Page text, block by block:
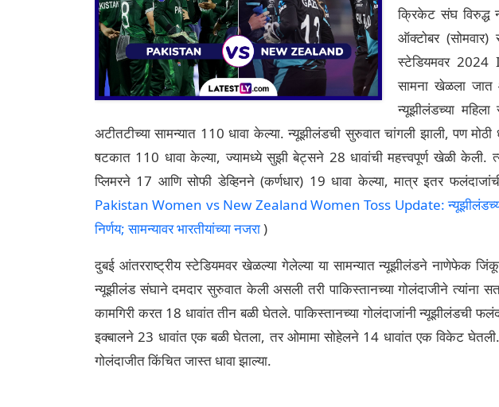
क्रिकेट संघ विरुद्ध
ऑक्टोबर (सोमवार)
स्टेडियमवर 2024
सामना खेळला जात
न्यूझीलंडच्या महिला
अटीतटीच्या सामन्यात 110 धावा केल्या. न्यूझीलंडची सुरुवात चांगली झाली, पण
षटकात 110 धावा केल्या, ज्यामध्ये सुझी बेट्सने 28 धावांची महत्त्वपूर्ण खेळी केली.
प्लिमरने 17 आणि सोफी डेव्हिनने (कर्णधार) 19 धावा केल्या, मात्र इतर
Pakistan Women vs New Zealand Women Toss Update:
निर्णय; सामन्यावर भारतीयांच्या नजरा)
दुबई आंतरराष्ट्रीय स्टेडियमवर खेळल्या गेलेल्या या सामन्यात न्यूझीलंडने नाणेफेक
न्यूझीलंड संघाने दमदार सुरुवात केली असली तरी पाकिस्तानच्या गोलंदाजीने त्यांना
कामगिरी करत 18 धावांत तीन बळी घेतले. पाकिस्तानच्या गोलंदाजांनी न्यूझीलंडची
इक्बालने 23 धावांत एक बळी घेतला, तर ओमामा सोहेलने 14 धावांत एक विकेट
गोलंदाजीत किंचित जास्त धावा झाल्या.